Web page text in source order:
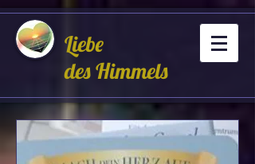
Liebe
des Himmels